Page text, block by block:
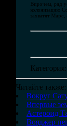
Впрочем, ряд
колонизацию
захватят
Категория:
Читайте также:
Вокруг
Впервые
Астероид
Вояджер